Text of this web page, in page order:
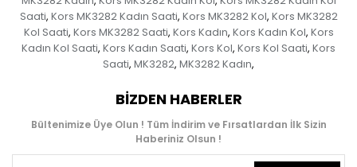
Saati, Kors MK3282 Kadın Saati, Kors MK3282 Kol, Kors MK3282
Kol Saati, Kors MK3282 Saati, Kors Kadın, Kors Kadın Kol, Kors
Kadın Kol Saati, Kors Kadın Saati, Kors Kol, Kors Kol Saati, Kors
Saati, MK3282, MK3282 Kadın,
BIZDEN HABERLER
Bültenimize Üye Olun ! Tüm İndirim ve Fırsatlardan İlk Sizin
Haberiniz Olsun !